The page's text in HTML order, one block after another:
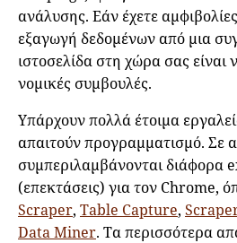
ανάλυσης. Εάν έχετε
εξαγωγή δεδομένων από μια
ιστοσελίδα στη χώρα σας είναι
νομικές συμβουλές.
Υπάρχουν πολλά έτοιμα
απαιτούν προγραμματισμό. Σε
συμπεριλαμβάνονται διάφορα
(επεκτάσεις) για τον Chrome,
Scraper, Table Capture,
Data Miner. Τα περισσότερα